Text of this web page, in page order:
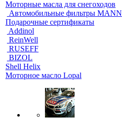
Моторные масла для снегоходов
Автомобильные фильтры MANN
Подарочные сертификаты
Addinol
ReinWell
RUSEFF
BIZOL
Shell Helix
Моторное масло Lopal